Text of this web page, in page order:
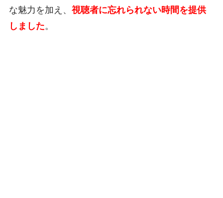
な魅力を加え、 視聴者に忘れられない時間を提供
しました。